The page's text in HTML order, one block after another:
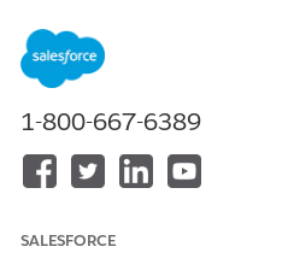
Beschikbaar in: Lightning
Beschikbaar in:
Edition waarin Financial
Als u de stroom
klonen:
1-800-667-6389
SALESFORCE